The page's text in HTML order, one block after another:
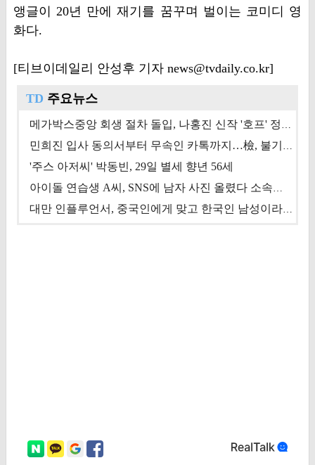
앵글이 20년 만에 재기를 꿈꾸며 벌이는 코미디 영
화다.
[티브이데일리 안성후 기자 news@tvdaily.co.kr]
TD 주요뉴스
메가박스중앙 회생 절차 돌입, 나홍진 신작 '호프' 정상 개봉에 쏠린 시선 [상반기 결산 기획]
민희진 입사 동의서부터 무속인 카톡까지…檢, 불기소 처분 근거들 [이슈&톡]
'주스 아저씨' 박동빈, 29일 별세 향년 56세
아이돌 연습생 A씨, SNS에 남자 사진 올렸다 소속사 퇴출
대만 인플루언서, 중국인에게 맞고 한국인 남성이라 진술 '후폭풍'